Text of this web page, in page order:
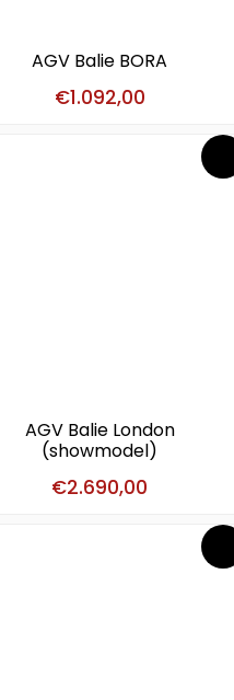
AGV Balie BORA
€1.092,00
AGV Balie London
(showmodel)
€2.690,00